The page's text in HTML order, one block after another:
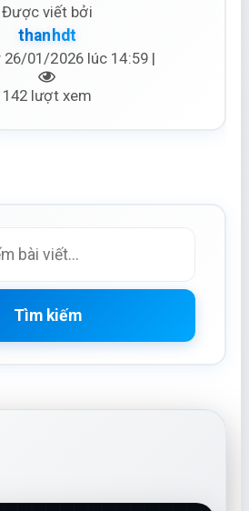
Được viết bởi
thanhdt
26/01/2026 lúc 14:59 |
142 lượt xem
Tìm kiếm